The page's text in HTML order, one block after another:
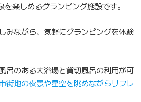
楽しめるグランピング施設です。
みながら、気軽にグランピングを体験
呂のある大浴場と貸切風呂の利用が可
街地の夜景や星空を眺めながらリフレ